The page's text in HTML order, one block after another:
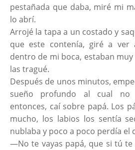
pestañada que daba, miré mi
lo abrí.
Arrojé la tapa a un costado y
que este contenía, giré a
dentro de mi boca, estaban
las tragué.
Después de unos minutos,
sueño profundo al cual no
entonces, caí sobre papá. Los
mucho, los labios los sentía
nublaba y poco a poco perdía el
—No te vayas papá, que si tú te